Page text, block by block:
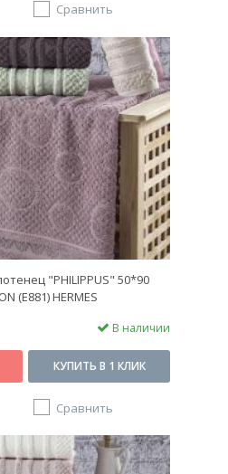
Сравнить
"PHILIPPUS" 50*90
(E881) HERMES
В наличии
КУПИТЬ В 1 КЛИК
Сравнить